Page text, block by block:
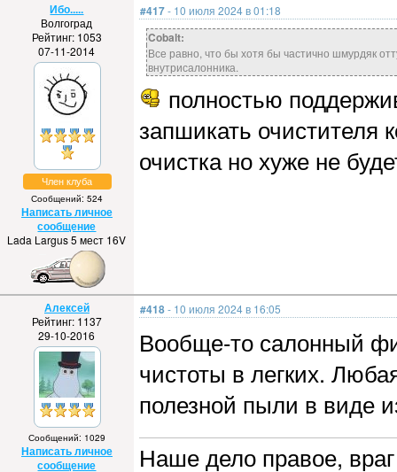
Ибо.....
Волгоград
Рейтинг: 1053
07-11-2014
Член клуба
Сообщений: 524
Написать личное
сообщение
Lada Largus 5 мест 16V
#417- 10 июля 2024 в 01:18
Cobalt:
Все равно, что бы хотя бы частично шмурдяк
внутрисалонника.
полностью
запшикать очистителя
очистка но хуже не
Алексей
Рейтинг: 1137
29-10-2016
Сообщений: 1029
Написать личное
сообщение
#418- 10 июля 2024 в 16:05
Вообще-то салонный
чистоты в легких.
полезной пыли в виде
Наше дело правое,